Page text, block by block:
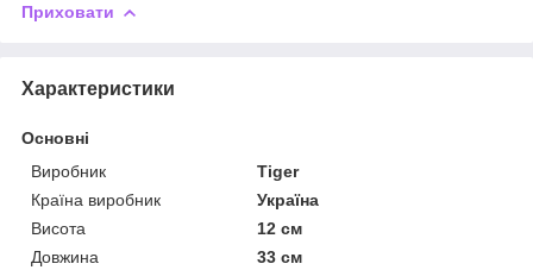
Приховати
Характеристики
Основні
Виробник
Tiger
Країна виробник
Україна
Висота
12 см
Довжина
33 см